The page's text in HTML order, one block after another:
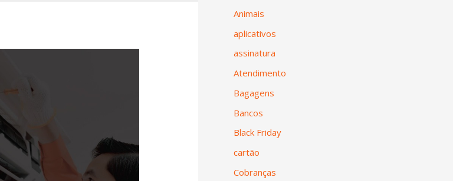
Animais
aplicativos
assinatura
Atendimento
Bagagens
Bancos
Black Friday
cartão
Cobranças